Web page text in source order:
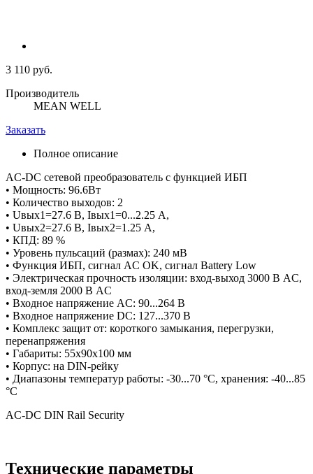
3 110 руб.
Производитель
MEAN WELL
Заказать
Полное описание
AC-DC сетевой преобразователь с функцией ИБП
• Мощность: 96.6Вт
• Количество выходов: 2
• Uвых1=27.6 В, Iвых1=0...2.25 А,
• Uвых2=27.6 В, Iвых2=1.25 А,
• КПД: 89 %
• Уровень пульсаций (размах): 240 мВ
• Функция ИБП, сигнал AC OK, сигнал Battery Low
• Электрическая прочность изоляции: вход-выход 3000 В AC,
вход-земля 2000 В AC
• Входное напряжение AC: 90...264 В
• Входное напряжение DC: 127...370 В
• Комплекс защит от: короткого замыкания, перегрузки,
перенапряжения
• Габариты: 55х90х100 мм
• Корпус: на DIN-рейку
• Диапазоны температур работы: -30...70 °C, хранения: -40...85
°C
AC-DC DIN Rail Security
Технические параметры